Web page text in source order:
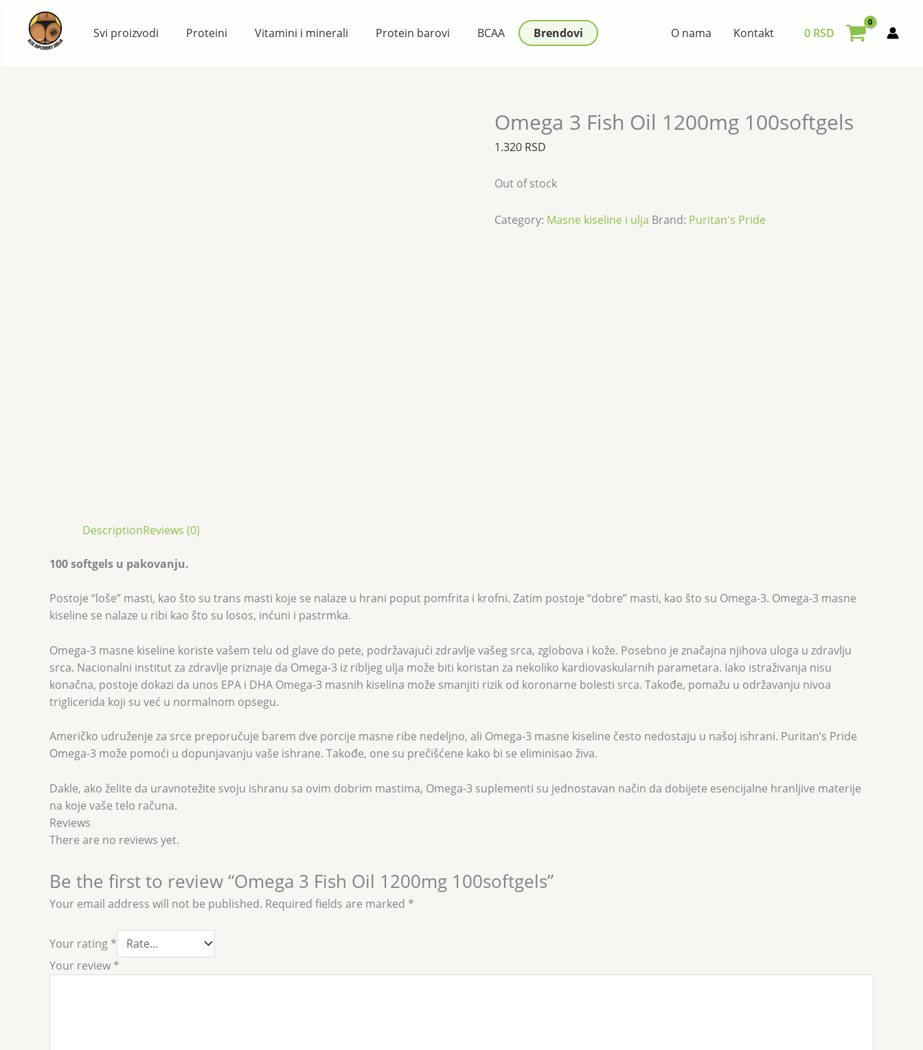
content
Svi proizvodi Proteini Vitamini i minerali Protein barovi BCAA Brendovi O nama Kontakt 0 RSD
Omega 3 Fish Oil 1200mg 100softgels
1.320 RSD
Out of stock
Category: Masne kiseline i ulja Brand: Puritan's Pride
DescriptionReviews (0)
100 softgels u pakovanju.
Postoje “loše” masti, kao što su trans masti koje se nalaze u hrani poput pomfrita i krofni. Zatim postoje “dobre” masti, kao što su Omega-3. Omega-3 masne
kiseline se nalaze u ribi kao što su losos, inćuni i pastrmka.
Omega-3 masne kiseline koriste vašem telu od glave do pete, podržavajući zdravlje vašeg srca, zglobova i kože. Posebno je značajna njihova uloga u zdravlju
srca. Nacionalni institut za zdravlje priznaje da Omega-3 iz ribljeg ulja može biti koristan za nekoliko kardiovaskularnih parametara. Iako istraživanja nisu
konačna, postoje dokazi da unos EPA i DHA Omega-3 masnih kiselina može smanjiti rizik od koronarne bolesti srca. Takođe, pomažu u održavanju nivoa
triglicerida koji su već u normalnom opsegu.
Američko udruženje za srce preporučuje barem dve porcije masne ribe nedeljno, ali Omega-3 masne kiseline često nedostaju u našoj ishrani. Puritan’s Pride
Omega-3 može pomoći u dopunjavanju vaše ishrane. Takođe, one su prečišćene kako bi se eliminisao živa.
Dakle, ako želite da uravnotežite svoju ishranu sa ovim dobrim mastima, Omega-3 suplementi su jednostavan način da dobijete esencijalne hranljive materije
na koje vaše telo računa.
Reviews
There are no reviews yet.
Be the first to review “Omega 3 Fish Oil 1200mg 100softgels”
Your email address will not be published. Required fields are marked *
Your rating *
Your review *